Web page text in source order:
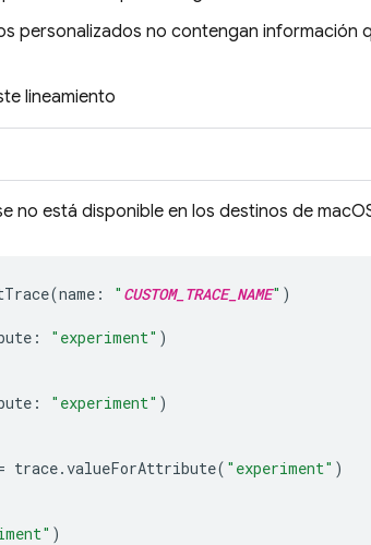
personalizados no contengan información
lineamiento
no está disponible en los destinos de
(name : " CUSTOM_TRACE_NAME" )
: "experiment" )
: "experiment" )
trace.valueForAttribute( "experiment" )
)